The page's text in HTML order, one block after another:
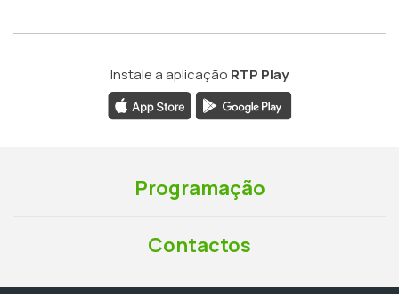
Instale a aplicação RTP Play
Programação
Contactos